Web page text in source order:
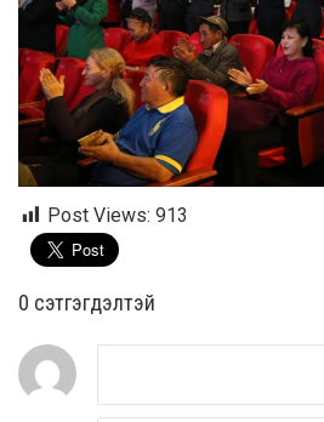
Post Views: 913
0 cэтгэгдэлтэй